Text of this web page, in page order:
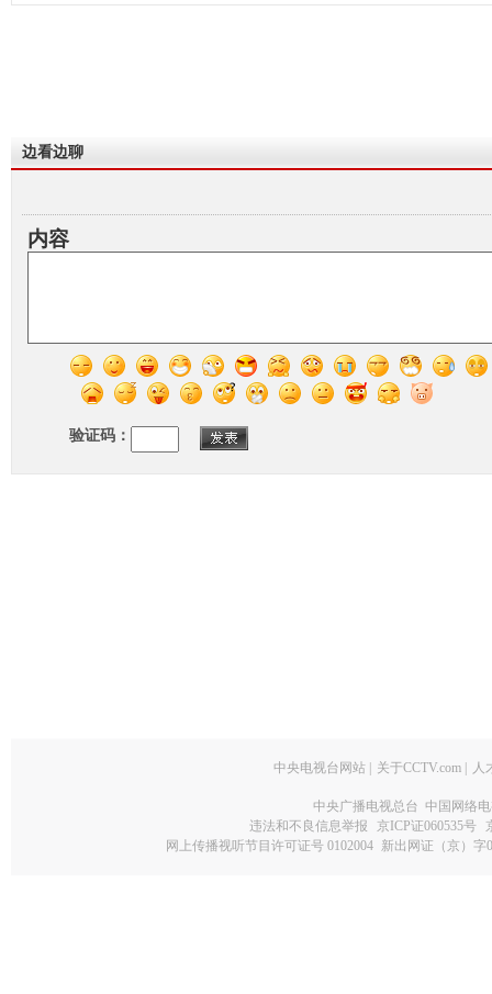
边看边聊
内容
验证码：
中央电视台网站 关于CCTV.com 人
中央广播电视总台 中国网络
违法和不良信息举报
京ICP证060535号
网上传播视听节目许可证号 0102004 新出网证（京）